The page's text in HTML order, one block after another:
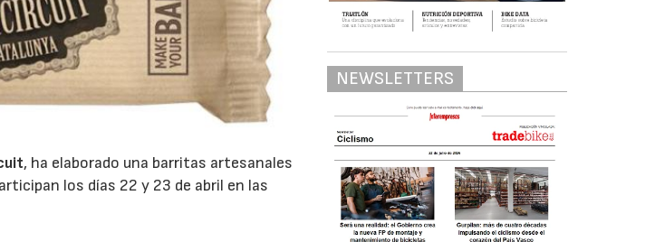
, ha elaborado una barritas artesanales
los días 22 y 23 de abril en las
NEWSLETTERS